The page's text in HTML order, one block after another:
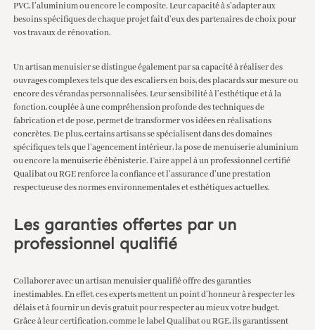
PVC, l’aluminium ou encore le composite. Leur capacité à s’adapter aux
besoins spécifiques de chaque projet fait d’eux des partenaires de choix pour
vos travaux de rénovation.
Un artisan menuisier se distingue également par sa capacité à réaliser des
ouvrages complexes tels que des escaliers en bois, des placards sur mesure ou
encore des vérandas personnalisées. Leur sensibilité à l’esthétique et à la
fonction, couplée à une compréhension profonde des techniques de
fabrication et de pose, permet de transformer vos idées en réalisations
concrètes. De plus, certains artisans se spécialisent dans des domaines
spécifiques tels que l’agencement intérieur, la pose de menuiserie aluminium
ou encore la menuiserie ébénisterie. Faire appel à un professionnel certifié
Qualibat ou RGE renforce la confiance et l’assurance d’une prestation
respectueuse des normes environnementales et esthétiques actuelles.
Les garanties offertes par un
professionnel qualifié
Collaborer avec un artisan menuisier qualifié offre des garanties
inestimables. En effet, ces experts mettent un point d’honneur à respecter les
délais et à fournir un devis gratuit pour respecter au mieux votre budget.
Grâce à leur certification, comme le label Qualibat ou RGE, ils garantissent